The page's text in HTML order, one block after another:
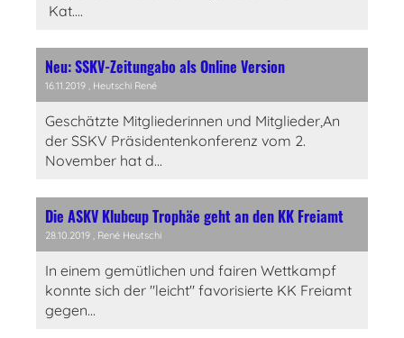
Kat....
Neu: SSKV-Zeitungabo als Online Version
16.11.2019 , Heutschi René
Geschätzte Mitgliederinnen und Mitglieder,An
der SSKV Präsidentenkonferenz vom 2.
November hat d...
Die ASKV Klubcup Trophäe geht an den KK Freiamt
28.10.2019 , René Heutschi
In einem gemütlichen und fairen Wettkampf
konnte sich der "leicht" favorisierte KK Freiamt
gegen...